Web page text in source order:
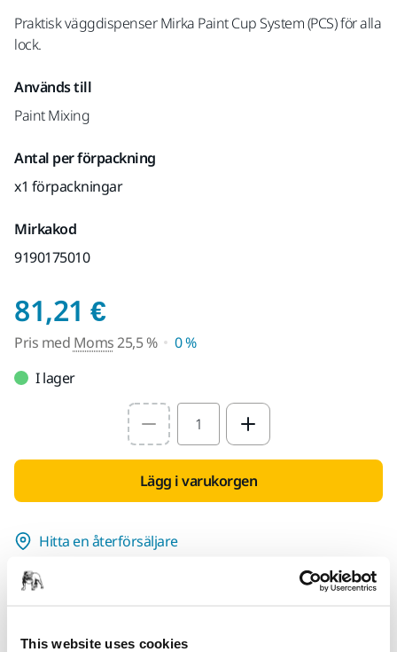
This website uses cookies
Praktisk väggdispenser Mirka Paint Cup System (PCS) för alla
lock.
Används till
Paint Mixing
Antal per förpackning
x1 förpackningar
Mirkakod
9190175010
81,21 €Pris med Moms 25,5
Pris med Moms25,5 %
0 %
I lager
Select quantity value
Lägg i varukorgen
Hitta en återförsäljare
TILLHANDAHÅLLS FÖR DIG
Snabb leverans